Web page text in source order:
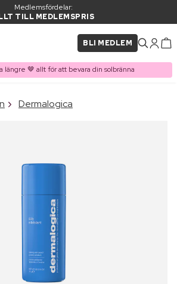
Medlemsfördelar:
TILL MEDLEMSPRIS
BLI MEDLEM
längre 🤎 allt för att bevara din solbränna
I VARUKORGEN
tillsammans med
Dermalogica